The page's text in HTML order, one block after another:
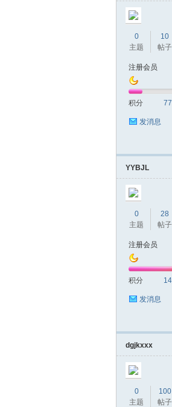
0
主题
10
帖子
注册会员
积分 77
发消息
YYBJL
0
主题
28
帖子
注册会员
积分
发消息
dgjkxxx
0
主题
100
帖子